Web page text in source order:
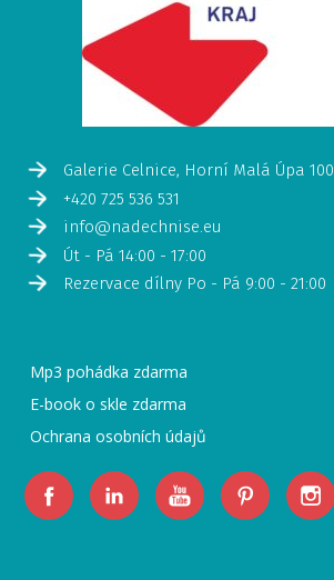
Galerie Celnice, Horní Malá Úpa 100
+420 725 536 531
info@nadechnise.eu
Út - Pá 14:00 - 17:00
Rezervace dílny Po - Pá 9:00 - 21:00
Mp3 pohádka zdarma
E-book o skle zdarma
Ochrana osobních údajů